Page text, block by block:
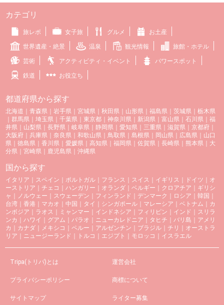
カテゴリ
旅レポ 女子旅 グルメ お土産
世界遺産・絶景 温泉 観光情報 旅館・ホテル
芸術 アクティビティ・イベント パワースポット
鉄道 お役立ち
都道府県から探す
北海道 ｜青森県 ｜ 岩手県 ｜宮城県 ｜秋田県 ｜ 山形県 ｜福島県 ｜茨城県 ｜栃木県
｜ 群馬県 ｜埼玉県 ｜千葉県 ｜ 東京都 ｜神奈川県 ｜ 新潟県 ｜富山県 ｜石川県 ｜福
井県 ｜ 山梨県 ｜長野県 ｜岐阜県 ｜静岡県 ｜愛知県 ｜ 三重県 ｜滋賀県 ｜京都府 ｜
大阪府 ｜兵庫県 ｜奈良県 ｜和歌山県 ｜ 鳥取県 ｜島根県 ｜ 岡山県 ｜ 広島県 ｜ 山口
県 ｜徳島県 ｜香川県 ｜愛媛県 ｜高知県 ｜福岡県 ｜佐賀県 ｜長崎県 ｜ 熊本県 ｜ 大
分県 ｜宮崎県 ｜ 鹿児島県 ｜沖縄県
国から探す
イタリア ｜ スペイン ｜ ポルトガル ｜ フランス ｜ スイス ｜ イギリス ｜ ドイツ ｜ オ
ーストリア ｜チェコ ｜ ハンガリー ｜ オランダ ｜ベルギー ｜ クロアチア ｜ ギリシ
ャ ｜ ノルウェー ｜ スウェーデン ｜ フィンランド ｜ デンマーク ｜ ロシア ｜韓国 ｜
台湾 ｜香港 ｜ マカオ ｜中国 ｜ タイ ｜ シンガポール ｜ マレーシア ｜ベトナム ｜ カ
ンボジア ｜ ラオス ｜ ミャンマー ｜ インドネシア ｜ フィリピン ｜ インド ｜ スリラ
ンカ ｜ ハワイ ｜ グアム ｜ パラオ ｜ ニューカレドニア ｜ タヒチ ｜ バリ島 ｜ アメリ
カ ｜ カナダ ｜ メキシコ ｜ペルー ｜ アルゼンチン ｜ ブラジル ｜チリ ｜ オーストラ
リア ｜ ニュージーランド ｜ トルコ ｜ エジプト ｜ モロッコ ｜ イスラエル
Tripa(トリパ)とは 運営会社
プライバシーポリシー 商標について
サイトマップ ライター募集